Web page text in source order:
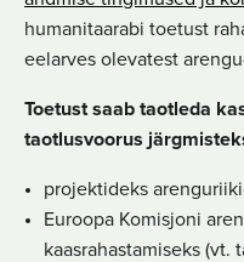
humanitaarabi toetust
eelarves olevatest
Toetust saab taotleda
taotlusvoorus
projektideks
Euroopa Komisjoni
kaasrahastamiseks (vt.